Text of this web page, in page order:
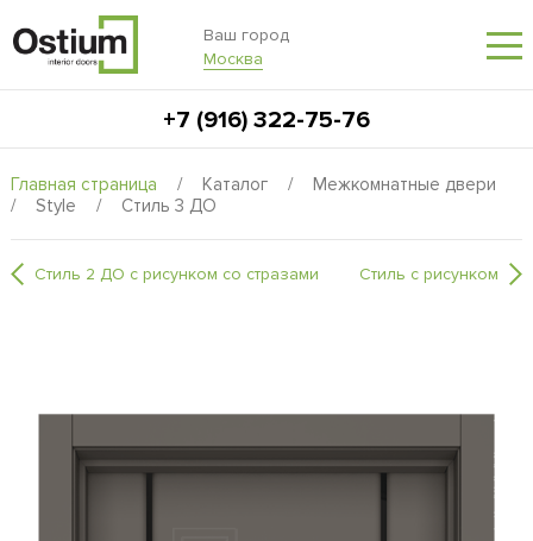
Ваш город
Москва
+7 (916) 322-75-76
Главная страница / Каталог /
Межкомнатные двери
/
Style / Стиль 3 ДО
Стиль 2 ДО с рисунком со стразами Стиль с рисунком